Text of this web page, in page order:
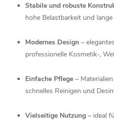
Stabile und robuste
hohe Belastbarkeit und lange
Modernes Design – elegantes
professionelle Kosmetik-,
Einfache Pflege – Materialien
schnelles Reinigen und
Vielseitige Nutzung – ideal